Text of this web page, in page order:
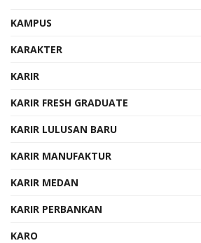
KAMPUS
KARAKTER
KARIR
KARIR FRESH GRADUATE
KARIR LULUSAN BARU
KARIR MANUFAKTUR
KARIR MEDAN
KARIR PERBANKAN
KARO